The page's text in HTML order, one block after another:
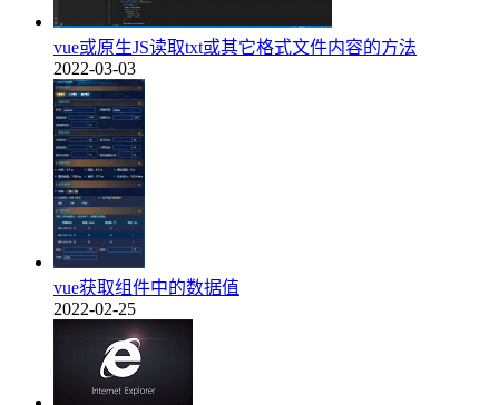
vue或原生JS读取txt或其它格式文件内容的方法
2022-03-03
vue获取组件中的数据值
2022-02-25